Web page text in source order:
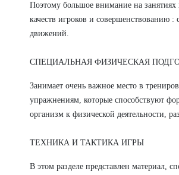
Поэтому большое внимание на занятиях
качеств игроков и совершенствованию
движений.
СПЕЦИАЛЬНАЯ ФИЗИЧЕСКАЯ
Занимает очень важное место в
упражнениям, которые способствуют
организм к физической деятельности,
ТЕХНИКА И ТАКТИКА ИГРЫ
В этом разделе представлен материал,